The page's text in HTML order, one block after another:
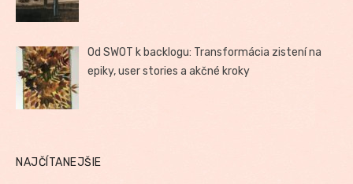
Od SWOT k backlogu: Transformácia zistení na
epiky, user stories a akčné kroky
NAJČÍTANEJŠIE